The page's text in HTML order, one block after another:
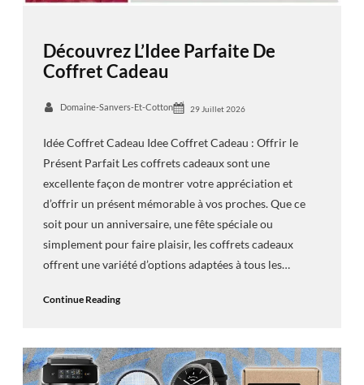
Découvrez L’Idee Parfaite De
Coffret Cadeau
Domaine-Sanvers-Et-Cotton 29 Juillet 2026
Idée Coffret Cadeau Idee Coffret Cadeau : Offrir le
Présent Parfait Les coffrets cadeaux sont une
excellente façon de montrer votre appréciation et
d’offrir un présent mémorable à vos proches. Que ce
soit pour un anniversaire, une fête spéciale ou
simplement pour faire plaisir, les coffrets cadeaux
offrent une variété d’options adaptées à tous les…
Continue Reading